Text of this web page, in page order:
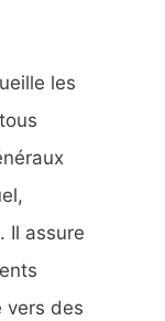
les
Il assure
vers des